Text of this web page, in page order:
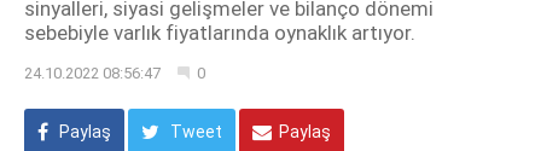
sinyalleri, siyasi gelişmeler ve bilanço dönemi
sebebiyle varlık fiyatlarında oynaklık artıyor.
24.10.2022 08:56:47 0
Paylaş Tweet Paylaş